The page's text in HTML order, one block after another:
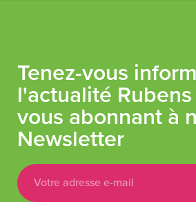
Tenez-vous
l'actualité
vous abonnant à
Newsletter